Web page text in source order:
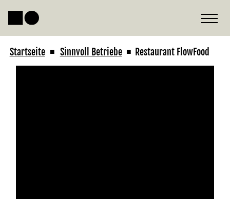
Startseite ■ Sinnvoll Betriebe ■ Restaurant FlowFood